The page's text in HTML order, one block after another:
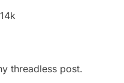
threadless post.